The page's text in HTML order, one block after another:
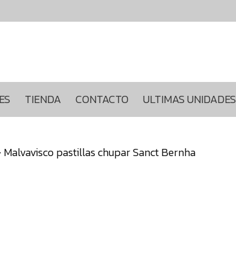
TIENDA CONTACTO ULTIMAS UNIDADES
Malvavisco pastillas chupar Sanct Bernha